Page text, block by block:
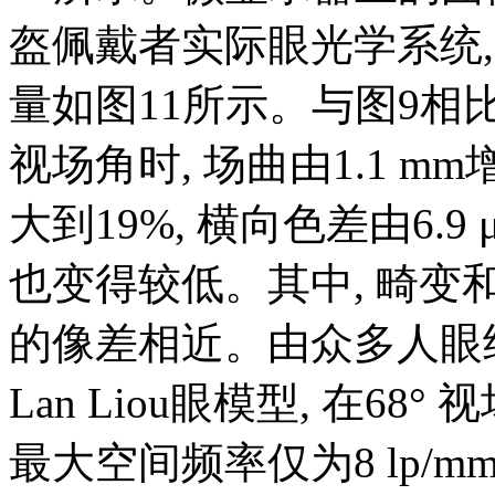
盔佩戴者实际眼光学系
量如图11所示。与图9相
视场角时, 场曲由1.1 mm
大到19%, 横向色差由6.9
也变得较低。其中, 畸变
的像差相近。由众多人
Lan Liou眼模型, 在68°
最大空间频率仅为8 lp/